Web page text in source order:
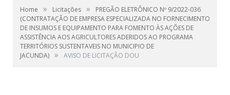
Home » Licitações »
PREGÃO ELETRÔNICO Nº 9/2022-036
(CONTRATAÇÃO DE EMPRESA ESPECIALIZADA NO FORNECIMENTO
DE INSUMOS E EQUIPAMENTO PARA FOMENTO ÀS AÇÕES DE
ASSISTÊNCIA AOS AGRICULTORES ADERIDOS AO PROGRAMA
TERRITÓRIOS SUSTENTAVEIS NO MUNICIPIO DE
JACUNDA) » AVISO DE LICITAÇÃO DOU